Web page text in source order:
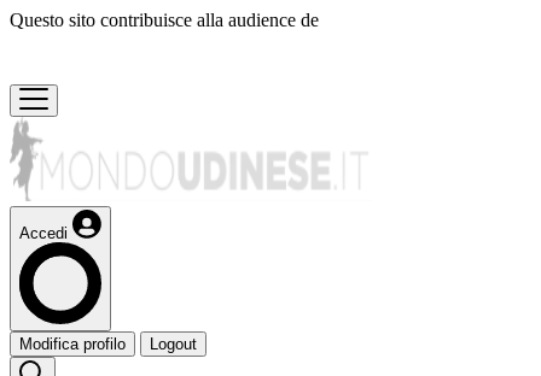
Questo sito contribuisce alla audience de
Accedi
Modifica profilo Logout